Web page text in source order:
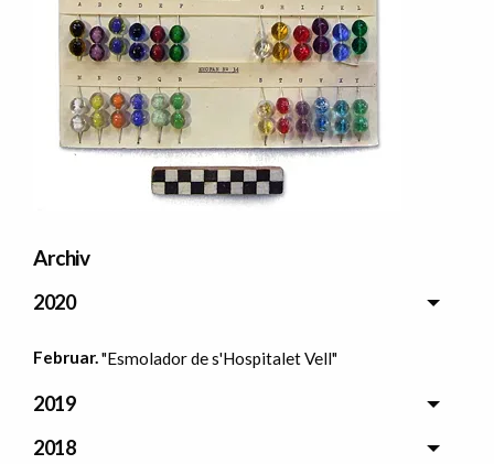
Archiv
2020
Februar."Esmolador de s'Hospitalet Vell"
2019
2018